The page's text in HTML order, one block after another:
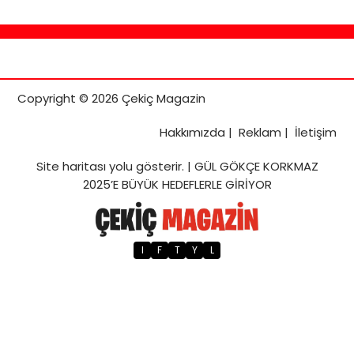
Copyright © 2026 Çekiç Magazin
Hakkımızda | Reklam | İletişim
Site haritasıyolu gösterir. | GÜL GÖKÇE KORKMAZ
2025’E BÜYÜK HEDEFLERLE GİRİYOR
I F T Y L